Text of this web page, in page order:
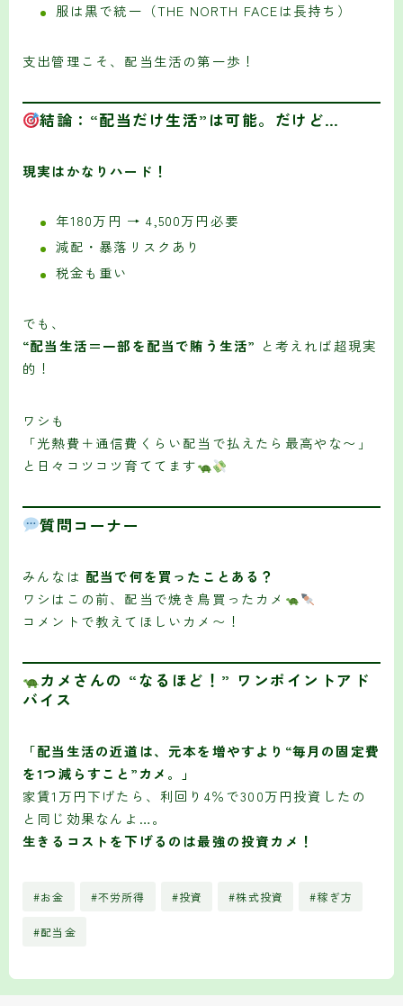
服は黒で統一（THE NORTH FACEは長持ち）
支出管理こそ、配当生活の第一歩！
結論：“配当だけ生活”は可能。だけど…
現実はかなりハード！
年180万円 → 4,500万円必要
減配・暴落リスクあり
税金も重い
でも、
“配当生活＝一部を配当で賄う生活” と考えれば超現実
的！
ワシも
「光熱費＋通信費くらい配当で払えたら最高やな〜」
と日々コツコツ育ててます
質問コーナー
みんなは 配当で何を買ったことある？
ワシはこの前、配当で焼き鳥買ったカメ
コメントで教えてほしいカメ〜！
カメさんの “なるほど！” ワンポイントアド
バイス
「配当生活の近道は、元本を増やすより“毎月の固定費
を1つ減らすこと”カメ。」
家賃1万円下げたら、利回り4％で300万円投資したの
と同じ効果なんよ…。
生きるコストを下げるのは最強の投資カメ！
#お金 #不労所得 #投資 #株式投資 #稼ぎ方
#配当金